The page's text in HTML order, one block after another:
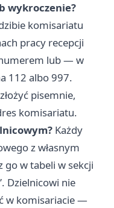
wykroczenie?
komisariatu
pracy recepcji
lub — w
112 albo 997.
pisemnie,
komisariatu.
Każdy
z własnym
w tabeli w sekcji
Dzielnicowi nie
w komisariacie —